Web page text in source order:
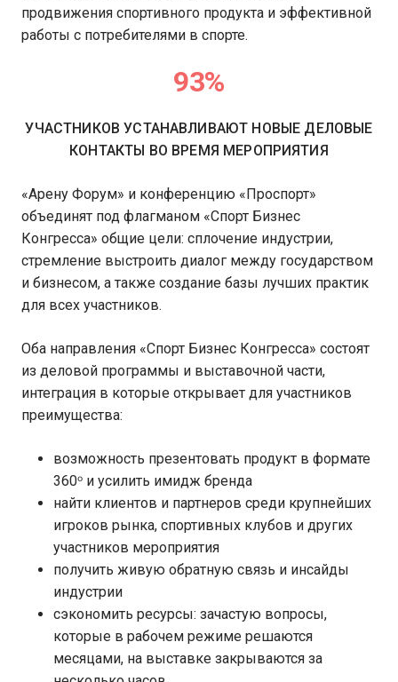
продвижения спортивного продукта и эффективной
работы с потребителями в спорте.
93%
УЧАСТНИКОВ УСТАНАВЛИВАЮТ НОВЫЕ ДЕЛОВЫЕ
КОНТАКТЫ ВО ВРЕМЯ МЕРОПРИЯТИЯ
«Арену Форум» и конференцию «Проспорт»
объединят под флагманом «Спорт Бизнес
Конгресса» общие цели: сплочение индустрии,
стремление выстроить диалог между государством
и бизнесом, а также создание базы лучших практик
для всех участников.
Оба направления «Спорт Бизнес Конгресса» состоят
из деловой программы и выставочной части,
интеграция в которые открывает для участников
преимущества:
возможность презентовать продукт в формате
360ᵒ и усилить имидж бренда
найти клиентов и партнеров среди крупнейших
игроков рынка, спортивных клубов и других
участников мероприятия
получить живую обратную связь и инсайды
индустрии
сэкономить ресурсы: зачастую вопросы,
которые в рабочем режиме решаются
месяцами, на выставке закрываются за